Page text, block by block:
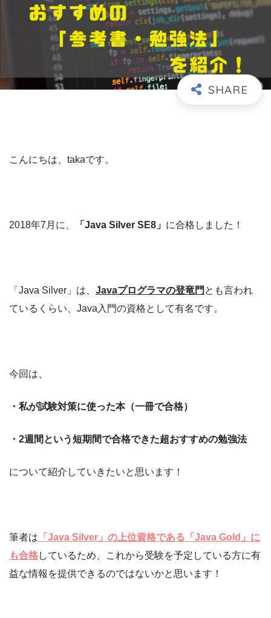
こんにちは、takaです。
2018年7月に、 「Java Silver SE8」 に合格しました！
「Java Silver」は、 Javaプログラマの登竜門 とも言われ
ているくらい、Java入門の資格として有名です。
今回は、
・私が試験対策に使った本（一冊で合格）
・2週間という短期間で合格できた超おすすめの勉強法
について紹介していきたいと思います！
筆者は 「Java Silver」の上位資格である「Java Gold」に
も合格しているため、これから受験を予定している方に有
益な情報を提供できるのではないかと思います！